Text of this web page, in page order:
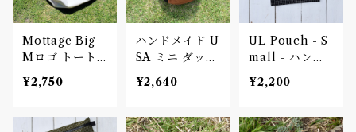
Mottage Big
Mロゴ トート
バッグ プリン
ト キャンバス
¥2,750
ハンドメイド U
SA ミニ ダッフ
ル バッグ
¥2,640
UL Pouch - S
mall - ハンド
メイド ウルト
ラライト ポー
stop
¥2,200